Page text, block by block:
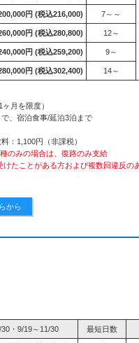
円 (税込216,000) 7～～
円 (税込280,800) 12～
円 (税込259,200) 9～
円 (税込302,400) 14～
月を限度）
、宿泊食事/延泊3泊まで
：1,100円（非課税）
のみの場合は、復路のみ支給
たことがある方および複数回違反の
から
・9/19～11/30 最短日数